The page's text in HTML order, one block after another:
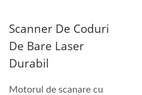
Scanner De Coduri
De Bare Laser
Durabil
Motorul de scanare cu